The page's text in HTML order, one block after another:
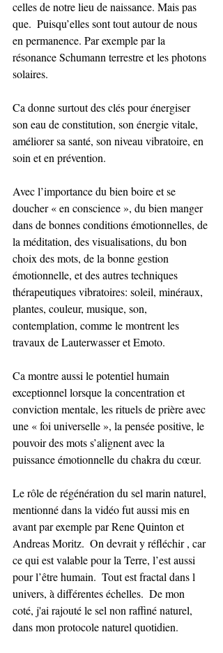
celles de notre lieu de naissance. Mais pas
que.  Puisqu’elles sont tout autour de nous
en permanence. Par exemple par la
résonance Schumann terrestre et les photons
solaires.
Ca donne surtout des clés pour énergiser
son eau de constitution, son énergie vitale,
améliorer sa santé, son niveau vibratoire, en
soin et en prévention.
Avec l’importance du bien boire et se
doucher « en conscience », du bien manger
dans de bonnes conditions émotionnelles, de
la méditation, des visualisations, du bon
choix des mots, de la bonne gestion
émotionnelle, et des autres techniques
thérapeutiques vibratoires: soleil, minéraux,
plantes, couleur, musique, son,
contemplation, comme le montrent les
travaux de Lauterwasser et Emoto.
Ca montre aussi le potentiel humain
exceptionnel lorsque la concentration et
conviction mentale, les rituels de prière avec
une « foi universelle », la pensée positive, le
pouvoir des mots s’alignent avec la
puissance émotionnelle du chakra du cœur.
Le rôle de régénération du sel marin naturel,
mentionné dans la vidéo fut aussi mis en
avant par exemple par Rene Quinton et
Andreas Moritz.  On devrait y réfléchir , car
ce qui est valable pour la Terre, l’est aussi
pour l’être humain.  Tout est fractal dans l
univers, à différentes échelles.  De mon
coté, j'ai rajouté le sel non raffiné naturel,
dans mon protocole naturel quotidien.